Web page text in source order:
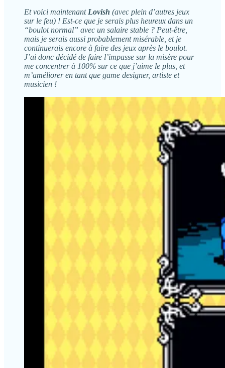
Et voici maintenant Lovish (avec plein d’autres jeux
sur le feu) ! Est-ce que je serais plus heureux dans un
“boulot normal” avec un salaire stable ? Peut-être,
mais je serais aussi probablement misérable, et je
continuerais encore à faire des jeux après le boulot.
J’ai donc décidé de faire l’impasse sur la misère pour
me concentrer à 100% sur ce que j’aime le plus, et
m’améliorer en tant que game designer, artiste et
musicien !